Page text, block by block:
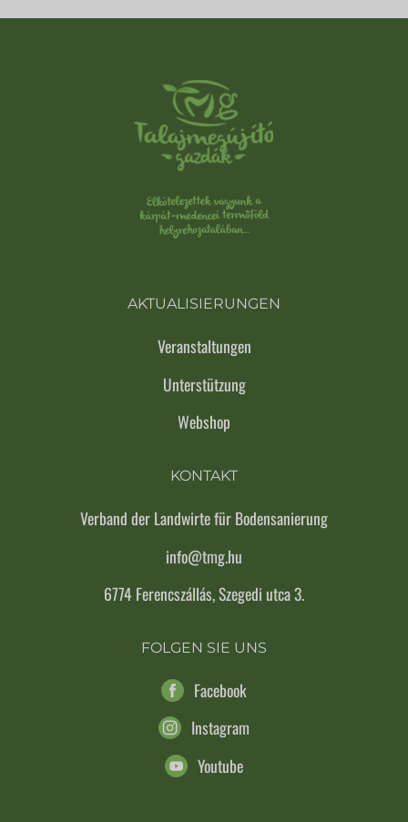
AKTUALISIERUNGEN
Veranstaltungen
Unterstützung
Webshop
KONTAKT
Verband der Landwirte für Bodensanierung
info@tmg.hu
6774 Ferencszállás, Szegedi utca 3.
FOLGEN SIE UNS
Facebook
Instagram
Youtube